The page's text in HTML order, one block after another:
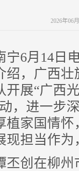
2026年06
月14日电
绍，广西
开展“广西
，进一步
植家国情
现担当作为
创在柳州